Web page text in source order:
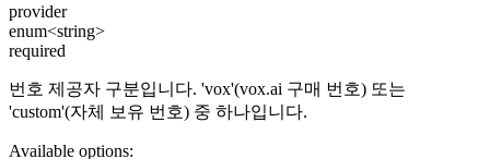
provider
enum<string>
required
번호 제공자 구분입니다. 'vox'(vox.ai 구매 번호) 또는
'custom'(자체 보유 번호) 중 하나입니다.
Available options: